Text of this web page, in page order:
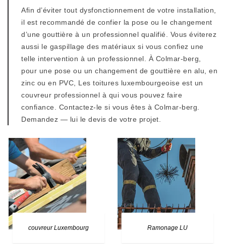
Afin d’éviter tout dysfonctionnement de votre installation,
il est recommandé de confier la pose ou le changement
d’une gouttière à un professionnel qualifié. Vous éviterez
aussi le gaspillage des matériaux si vous confiez une
telle intervention à un professionnel. À Colmar-berg,
pour une pose ou un changement de gouttière en alu, en
zinc ou en PVC, Les toitures luxembourgeoise est un
couvreur professionnel à qui vous pouvez faire
confiance. Contactez-le si vous êtes à Colmar-berg.
Demandez — lui le devis de votre projet.
couvreur Luxembourg Ramonage LU